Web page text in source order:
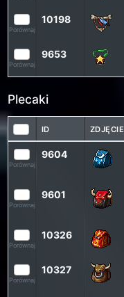
Porównaj
10198
Porównaj
9653
Plecaki
ID ZDJĘCIE
Porównaj
9604
Porównaj
9601
Porównaj
10326
Porównaj
10327